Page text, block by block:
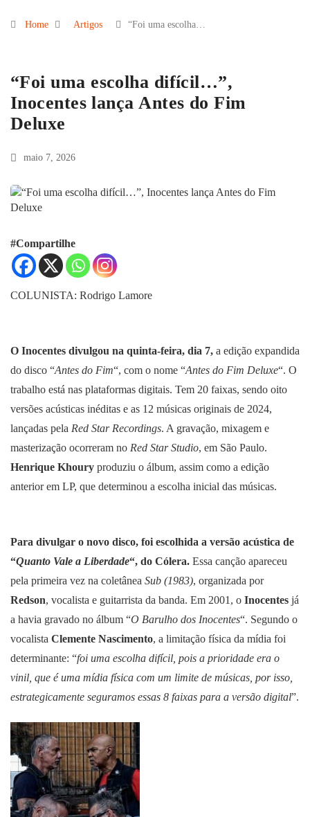
Home Artigos “Foi uma escolha…
“Foi uma escolha difícil…”,
Inocentes lança Antes do Fim
Deluxe
maio 7, 2026
#Compartilhe
COLUNISTA: Rodrigo Lamore
O Inocentes divulgou na quinta-feira, dia 7, a edição expandida
do disco “Antes do Fim“, com o nome “Antes do Fim Deluxe“. O
trabalho está nas plataformas digitais. Tem 20 faixas, sendo oito
versões acústicas inéditas e as 12 músicas originais de 2024,
lançadas pela Red Star Recordings. A gravação, mixagem e
masterização ocorreram no Red Star Studio, em São Paulo.
Henrique Khoury produziu o álbum, assim como a edição
anterior em LP, que determinou a escolha inicial das músicas.
Para divulgar o novo disco, foi escolhida a versão acústica de
“Quanto Vale a Liberdade“, do Cólera. Essa canção apareceu
pela primeira vez na coletânea Sub (1983), organizada por
Redson, vocalista e guitarrista da banda. Em 2001, o Inocentes já
a havia gravado no álbum “O Barulho dos Inocentes“. Segundo o
vocalista Clemente Nascimento, a limitação física da mídia foi
determinante: “foi uma escolha difícil, pois a prioridade era o
vinil, que é uma mídia física com um limite de músicas, por isso,
estrategicamente seguramos essas 8 faixas para a versão digital”.